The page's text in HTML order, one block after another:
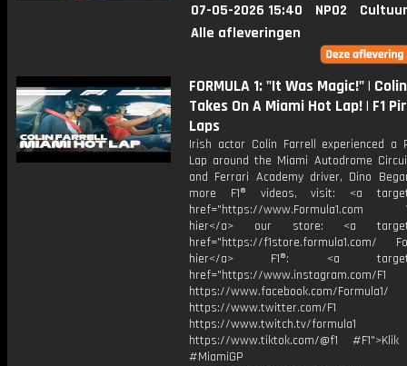
07-05-2026 15:40 NPO2
Alle afleveringen
FORMULA 1: "It Was Magic!" |
Takes On A Miami Hot Lap! | F1
Laps
Irish actor Colin Farrell experienced a
Lap around the Miami Autodrome
and Ferrari Academy driver, Dino
more F1® videos, visit: <a
href="https://www.Formula1.com
hier</a> our store: <a
href="https://f1store.formula1.com/
hier</a> F1®: <a
href="https://www.instagram.com/F1
https://www.facebook.com/Formula1/
https://www.twitter.com/F1
https://www.twitch.tv/formula1
https://www.tiktok.com/@f1
#MiamiGP